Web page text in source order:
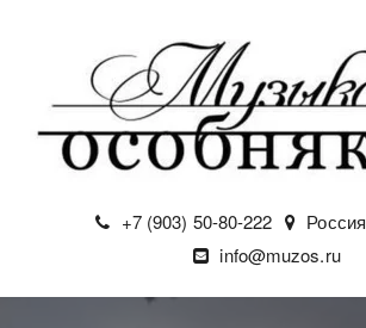
+7 (903) 50-80-222 Россия
info@muzos.ru